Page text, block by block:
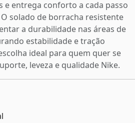
e entrega conforto a cada passo
solado de borracha resistente
a durabilidade nas áreas de
estabilidade e tração
ideal para quem quer se
leveza e qualidade Nike.